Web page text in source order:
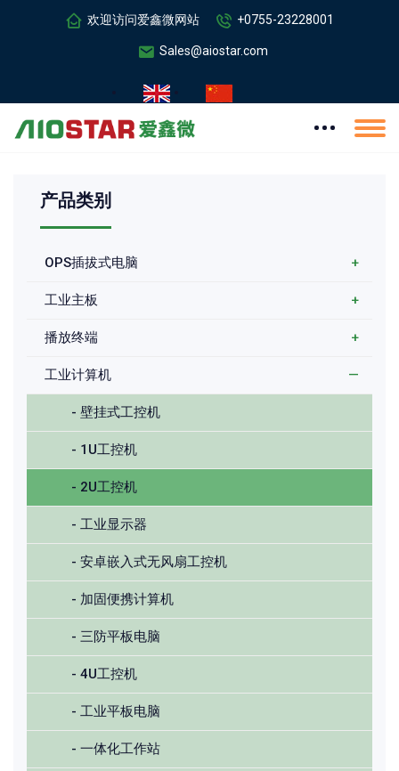
欢迎访问爱鑫微网站 +0755-23228001
Sales@aiostar.com
产品类别
OPS插拔式电脑 +
工业主板 +
播放终端 +
工业计算机 —
- 壁挂式工控机
- 1U工控机
- 2U工控机
- 工业显示器
- 安卓嵌入式无风扇工控机
- 加固便携计算机
- 三防平板电脑
- 4U工控机
- 工业平板电脑
- 一体化工作站